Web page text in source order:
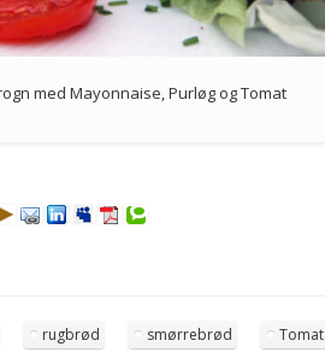
med Mayonnaise, Purløg og Tomat
rugbrød smørrebrød Tomat